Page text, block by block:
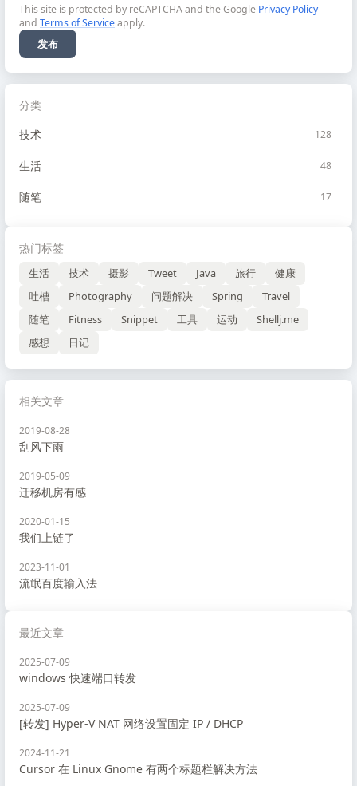
分类
技术
128
生活 48
随笔 17
热门标签
生活 技术 摄影 Tweet Java 旅行
健康
吐槽
Photography 问题解决 Spring
Travel
随笔
Fitness Snippet 工具 运动
Shellj.me
感想
日记
This site is protected by reCAPTCHA and the Google Privacy Policy
and Terms of Serviceapply.
发布
相关文章
2019-08-28
刮风下雨
2019-05-09
迁移机房有感
2020-01-15
我们上链了
2023-11-01
流氓百度输入法
最近文章
2025-07-09
windows 快速端口转发
2025-07-09
[转发] Hyper-V NAT 网络设置固定 IP / DHCP
2024-11-21
Cursor 在 Linux Gnome 有两个标题栏解决方法